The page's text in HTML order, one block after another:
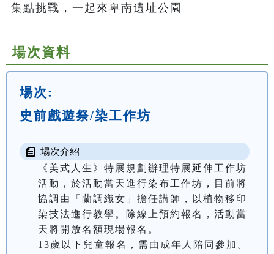
集點挑戰，一起來卑南遺址公園
場次資料
場次:
史前戲遊祭/染工作坊
場次介紹
《美式人生》特展規劃辦理特展延伸工作坊
活動，於活動當天進行染布工作坊，目前將
協調由「蘭調織女」擔任講師，以植物移印
染技法進行教學。除線上預約報名，活動當
天將開放名額現場報名。
13歲以下兒童報名，需由成年人陪同參加。